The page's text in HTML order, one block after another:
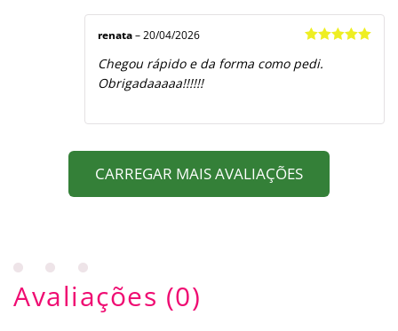
de 5
renata – 20/04/2026
Chegou rápido e da forma como pedi.
Obrigadaaaaa!!!!!!
CARREGAR MAIS AVALIAÇÕES
Avaliações (0)